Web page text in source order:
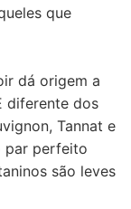
que
dá origem a
diferente dos
Tannat e
par perfeito
são leves